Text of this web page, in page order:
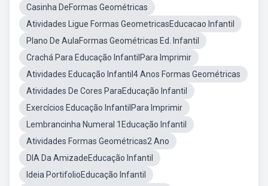
Casinha DeFormas Geométricas
Atividades Ligue Formas GeometricasEducacao Infantil
Plano De AulaFormas Geométricas Ed. Infantil
Crachá Para Educação InfantilPara Imprimir
Atividades Educação Infantil4 Anos Formas Geométricas
Atividades De Cores ParaEducação Infantil
Exercícios Educação InfantilPara Imprimir
Lembrancinha Numeral 1Educação Infantil
Atividades Formas Geométricas2 Ano
DIA Da AmizadeEducação Infantil
Ideia PortifolioEducação Infantil